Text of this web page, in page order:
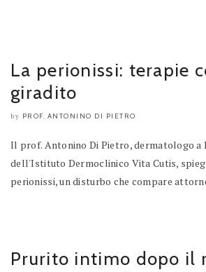
La perionissi: terapie
giradito
by PROF. ANTONINO DI PIETRO
Il prof. Antonino Di Pietro, dermatologo a
dell'Istituto Dermoclinico Vita Cutis,
perionissi, un disturbo che compare
Prurito intimo dopo il